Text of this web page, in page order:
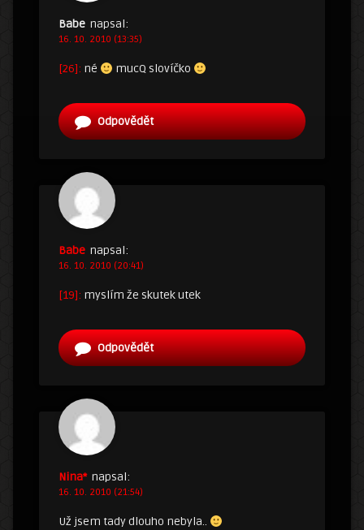
Babe napsal:
16. 10. 2010 (13:35)
[26]: né mucQ slovíčko
Odpovědět
Babe napsal:
16. 10. 2010 (20:41)
[19]: myslím že skutek utek
Odpovědět
Nina* napsal:
16. 10. 2010 (21:54)
Už jsem tady dlouho nebyla..